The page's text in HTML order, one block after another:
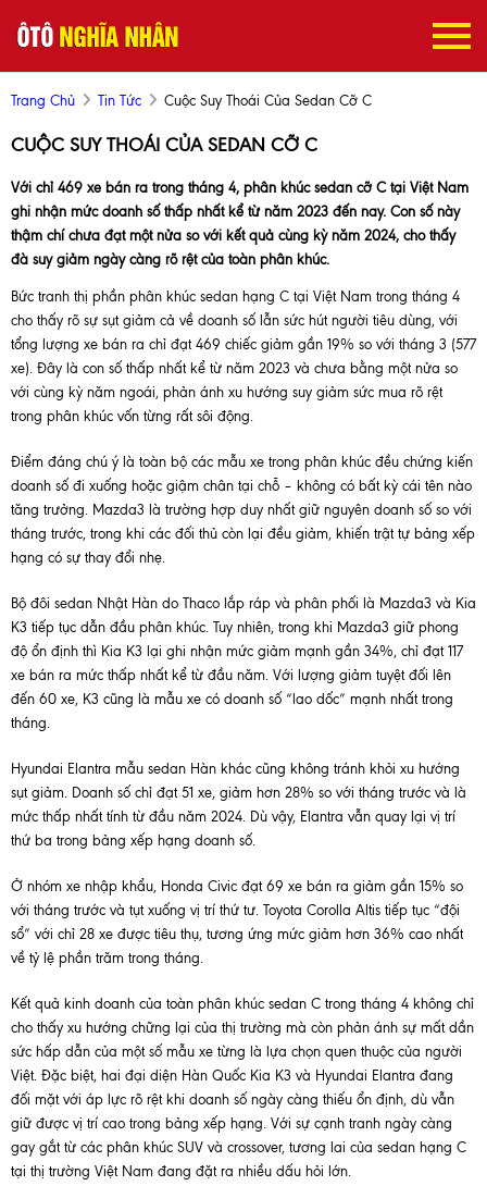
Trang Chủ Tin Tức Cuộc Suy Thoái Của Sedan Cỡ C
CUỘC SUY THOÁI CỦA SEDAN CỠ C
Với chỉ 469 xe bán ra trong tháng 4, phân khúc sedan cỡ C tại Việt Nam
ghi nhận mức doanh số thấp nhất kể từ năm 2023 đến nay. Con số này
thậm chí chưa đạt một nửa so với kết quả cùng kỳ năm 2024, cho thấy
đà suy giảm ngày càng rõ rệt của toàn phân khúc.
Bức tranh thị phần phân khúc sedan hạng C tại Việt Nam trong tháng 4
cho thấy rõ sự sụt giảm cả về doanh số lẫn sức hút người tiêu dùng, với
tổng lượng xe bán ra chỉ đạt 469 chiếc giảm gần 19% so với tháng 3 (577
xe). Đây là con số thấp nhất kể từ năm 2023 và chưa bằng một nửa so
với cùng kỳ năm ngoái, phản ánh xu hướng suy giảm sức mua rõ rệt
trong phân khúc vốn từng rất sôi động.
Điểm đáng chú ý là toàn bộ các mẫu xe trong phân khúc đều chứng kiến
doanh số đi xuống hoặc giậm chân tại chỗ – không có bất kỳ cái tên nào
tăng trưởng. Mazda3 là trường hợp duy nhất giữ nguyên doanh số so với
tháng trước, trong khi các đối thủ còn lại đều giảm, khiến trật tự bảng xếp
hạng có sự thay đổi nhẹ.
Bộ đôi sedan Nhật Hàn do Thaco lắp ráp và phân phối là Mazda3 và Kia
K3 tiếp tục dẫn đầu phân khúc. Tuy nhiên, trong khi Mazda3 giữ phong
độ ổn định thì Kia K3 lại ghi nhận mức giảm mạnh gần 34%, chỉ đạt 117
xe bán ra mức thấp nhất kể từ đầu năm. Với lượng giảm tuyệt đối lên
đến 60 xe, K3 cũng là mẫu xe có doanh số “lao dốc” mạnh nhất trong
tháng.
Hyundai Elantra mẫu sedan Hàn khác cũng không tránh khỏi xu hướng
sụt giảm. Doanh số chỉ đạt 51 xe, giảm hơn 28% so với tháng trước và là
mức thấp nhất tính từ đầu năm 2024. Dù vậy, Elantra vẫn quay lại vị trí
thứ ba trong bảng xếp hạng doanh số.
Ở nhóm xe nhập khẩu, Honda Civic đạt 69 xe bán ra giảm gần 15% so
với tháng trước và tụt xuống vị trí thứ tư. Toyota Corolla Altis tiếp tục “đội
sổ” với chỉ 28 xe được tiêu thụ, tương ứng mức giảm hơn 36% cao nhất
về tỷ lệ phần trăm trong tháng.
Kết quả kinh doanh của toàn phân khúc sedan C trong tháng 4 không chỉ
cho thấy xu hướng chững lại của thị trường mà còn phản ánh sự mất dần
sức hấp dẫn của một số mẫu xe từng là lựa chọn quen thuộc của người
Việt. Đặc biệt, hai đại diện Hàn Quốc Kia K3 và Hyundai Elantra đang
đối mặt với áp lực rõ rệt khi doanh số ngày càng thiếu ổn định, dù vẫn
giữ được vị trí cao trong bảng xếp hạng. Với sự cạnh tranh ngày càng
gay gắt từ các phân khúc SUV và crossover, tương lai của sedan hạng C
tại thị trường Việt Nam đang đặt ra nhiều dấu hỏi lớn.